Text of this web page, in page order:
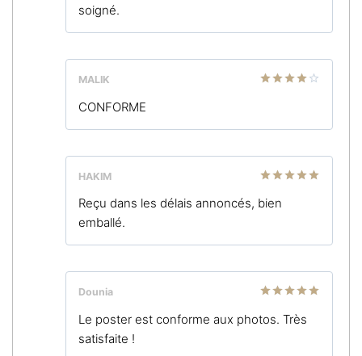
soigné.
MALIK
CONFORME
5
HAKIM
Reçu dans les délais annoncés, bien
emballé.
5
Dounia
Le poster est conforme aux photos. Très
satisfaite !